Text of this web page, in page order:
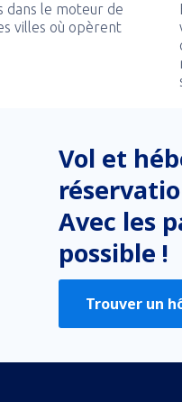
dans le moteur de
villes où opèrent
Vol et
Avec les
possible !
Trouver un